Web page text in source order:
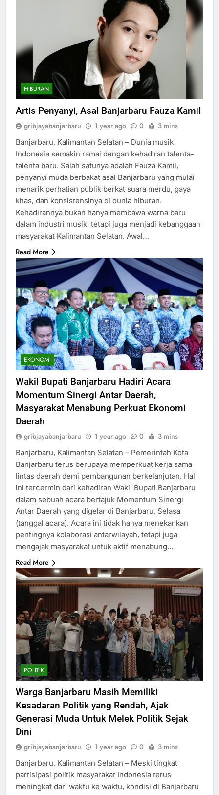
HIBURAN
Artis Penyanyi, Asal Banjarbaru Fauza Kamil
gribjayabanjarbaru 1 year ago 0 3 mins
Banjarbaru, Kalimantan Selatan – Dunia musik
Indonesia semakin ramai dengan kehadiran talenta-
talenta baru. Salah satunya adalah Fauza Kamil,
penyanyi muda berbakat asal Banjarbaru yang mulai
menarik perhatian publik berkat suara merdu, gaya
khas, dan konsistensinya di dunia hiburan.
Kehadirannya bukan hanya membawa warna baru
dalam industri musik, tetapi juga menjadi kebanggaan
masyarakat Kalimantan Selatan. Awal…
Read More
EKONOMI
Wakil Bupati Banjarbaru Hadiri Acara
Momentum Sinergi Antar Daerah,
Masyarakat Menabung Perkuat Ekonomi
Daerah
gribjayabanjarbaru 1 year ago 0 3 mins
Banjarbaru, Kalimantan Selatan – Pemerintah Kota
Banjarbaru terus berupaya memperkuat kerja sama
lintas daerah demi pembangunan berkelanjutan. Hal
ini tercermin dari kehadiran Wakil Bupati Banjarbaru
dalam sebuah acara bertajuk Momentum Sinergi
Antar Daerah yang digelar di Banjarbaru, Selasa
(tanggal acara). Acara ini tidak hanya menekankan
pentingnya kolaborasi antarwilayah, tetapi juga
mengajak masyarakat untuk aktif menabung…
Read More
POLITIK
Warga Banjarbaru Masih Memiliki
Kesadaran Politik yang Rendah, Ajak
Generasi Muda Untuk Melek Politik Sejak
Dini
gribjayabanjarbaru 1 year ago 0 3 mins
Banjarbaru, Kalimantan Selatan – Meski tingkat
partisipasi politik masyarakat Indonesia terus
meningkat dari waktu ke waktu, kondisi di Banjarbaru